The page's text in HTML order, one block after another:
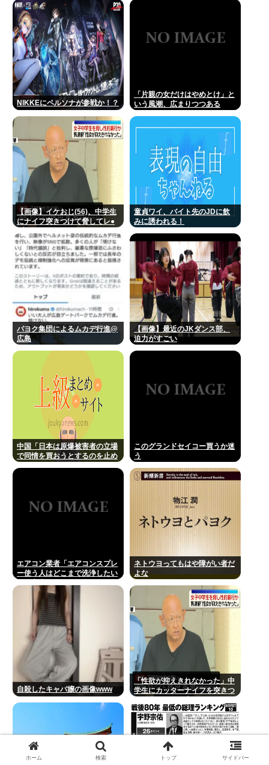
NIKKEにペルソナが参戦か！？
「片親の女だけはやめとけ」と
いう風潮、広まりつつある
【画像】イケおじ(56)、中学生
にナイフ突きつけて脅してレ●
童貞ワイ、バイト先のJDに飲
みに誘われる！
パヨク集団によるムカデ行進@
広島
【画像】最近のJKダンス部、
迫力がすごい
中国「日本は原爆被害者の立場
で同情を買おうとするのを止め
このグランドセイコー買うか迷
う
エアコン業者「エアコンスプレ
ー使う人はどこまで洗浄したい
ァンは汚いままですよ」331.5
万バズ
ネトウヨってもはや障がい者だ
よな
自殺したキャバ嬢の画像www
「性欲が抑えきれなかった」中
学生にカッターナイフを突きつ
バイトの秋田英男(56)が逮捕さ
れる
ホーム 検索 トップ サイドバー